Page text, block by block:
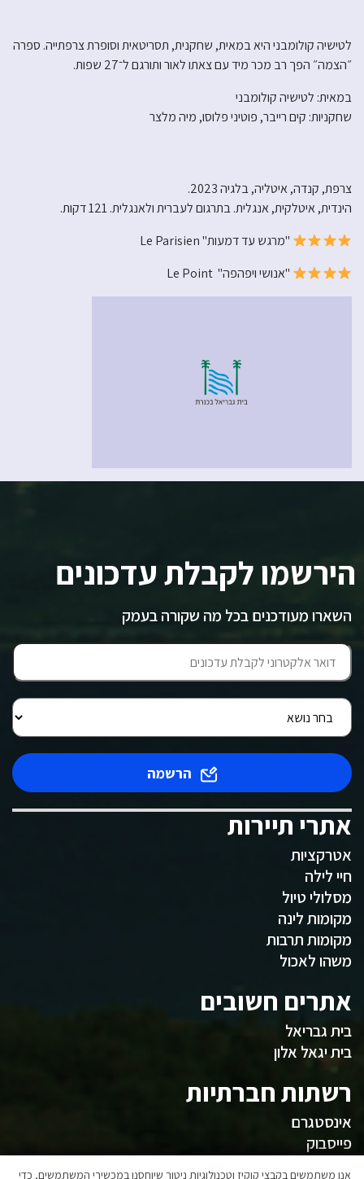
לטישיה קולומבני היא במאית, שחקנית, תסריטאית וסופרת צרפתייה. ספרה
״הצמה״ הפך רב מכר מיד עם צאתו לאור ותורגם ל־27 שפות.
במאית: לטישיה קולומבני
שחקניות: קים רייבר, פוטיני פלוסו, מיה מלצר
צרפת, קנדה, איטליה, בלגיה 2023.
הינדית, איטלקית, אנגלית. בתרגום לעברית ולאנגלית. 121 דקות.
"מרגש עד דמעות" Le Parisien
"אנושי ויפהפה" Le Point
הירשמו לקבלת עדכונים
השארו מעודכנים בכל מה שקורה בעמק
הרשמה
אתרי תיירות
אטרקציות
חיי לילה
מסלולי טיול
מקומות לינה
מקומות תרבות
משהו לאכול
אתרים חשובים
בית גבריאל
בית יגאל אלון
רשתות חברתיות
אינסטגרם
פייסבוק
אנו משתמשים בקבצי קוקיז וטכנולוגיות ניטור שיוחסנו במכשירי המשתמשים, כדי